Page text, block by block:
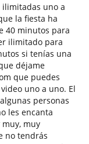
ilimitadas uno a
la fiesta ha
40 minutos para
ilimitado para
si tenías una
déjame
que puedes
uno a uno. El
personas
les encanta
muy
no tendrás